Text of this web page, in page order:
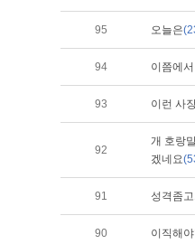
95 오늘은
94 이쯤에
93 이런 사
92
개 호랑
겠네요
91 성격좀
90 이직해